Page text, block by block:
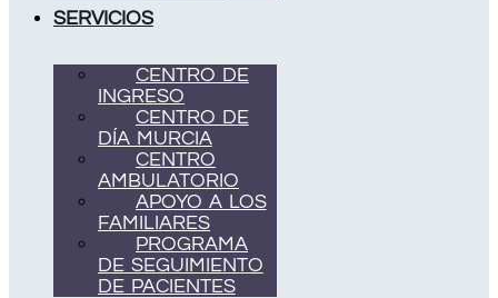
SERVICIOS
CENTRO DE
INGRESO
CENTRO DE
DÍA MURCIA
CENTRO
AMBULATORIO
APOYO A LOS
FAMILIARES
PROGRAMA
DE SEGUIMIENTO
DE PACIENTES